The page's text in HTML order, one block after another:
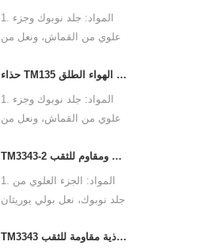
1. المواد: جلد نوبوك وجزء
علوي من القماش، ونعل من
وبطانة من نسيج شبكي ناعم
2. الحجم: 36-47
ونعل متوسط من الفولاذ
20345:2022 S3 FO SR أو
غيرها
المواد الكيميائية/ التأثير/
حذاء TM135 مضاد للانزلاق مصنوع من الألياف الزجاجية ومضاد للثقب ومقاوم للماء للمشي لمسافات طويلة في الهواء الطلق
1. المواد: جلد نوبوك وجزء
علوي من القماش، ونعل من
وبطانة من نسيج شبكي ناعم
2. الحجم: 36-47
3. غطاء أصابع القدم والنعل
الزجاجية ونعل متوسط من
TM3343-2 حذاء أمان مضاد للانزلاق مصنوع من جلد نوبوك أسود اللون ومقاوم للثقب
1. المواد: الجزء العلوي من
جلد نوبوك، نعل بولي يوريثان
نسيج شبكي ناعم
TM3343 أحذية سلامة العمل الصناعية المقاومة للانزلاق من جلد نوبوك بمقدمة فولاذية مقاومة للثقب